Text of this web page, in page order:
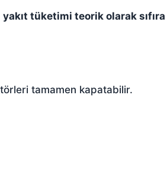
yakıt tüketimi teorik olarak sıfıra
tamamen kapatabilir.